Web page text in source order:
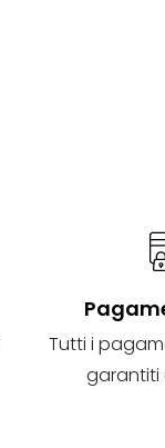
Tutti i
garantiti